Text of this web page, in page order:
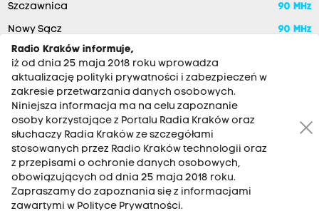
Szczawnica 90 MHz
Nowy Sącz 90 MHz
RADIO KRAKÓW SA. Aleja Juliusza Słowackiego 22, 30-007
Kraków
Antena: 12 200 33 33
Radio Kraków informuje,
iż od dnia 25 maja 2018 roku wprowadza
aktualizację polityki prywatności i zabezpieczeń w
zakresie przetwarzania danych osobowych.
Niniejsza informacja ma na celu zapoznanie
osoby korzystające z Portalu Radia Kraków oraz
słuchaczy Radia Kraków ze szczegółami
stosowanych przez Radio Kraków technologii oraz
z przepisami o ochronie danych osobowych,
obowiązujących od dnia 25 maja 2018 roku.
Zapraszamy do zapoznania się z informacjami
zawartymi w Polityce Prywatności.